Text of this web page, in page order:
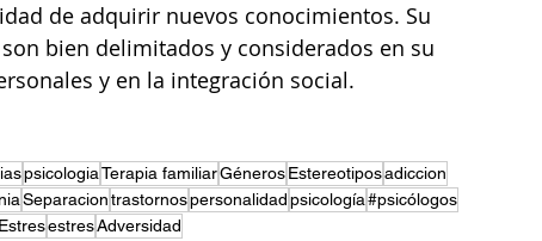
de adquirir nuevos conocimientos. Su
bien delimitados y considerados en su
y en la integración social.
psicologiaTerapia familiarGénerosEstereotiposadiccion
Separaciontrastornospersonalidadpsicología#psicólogos
EstresestresAdversidad